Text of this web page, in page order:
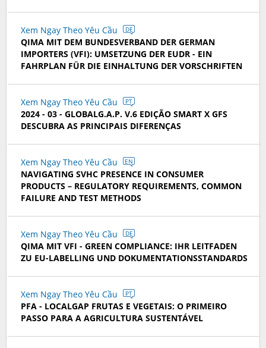
Xem Ngay Theo Yêu Cầu DE
QIMA MIT DEM BUNDESVERBAND DER GERMAN
IMPORTERS (VFI): UMSETZUNG DER EUDR - EIN
FAHRPLAN FÜR DIE EINHALTUNG DER VORSCHRIFTEN
Xem Ngay Theo Yêu Cầu PT
2024 - 03 - GLOBALG.A.P. V.6 EDIÇÃO SMART X GFS
DESCUBRA AS PRINCIPAIS DIFERENÇAS
Xem Ngay Theo Yêu Cầu EN
NAVIGATING SVHC PRESENCE IN CONSUMER
PRODUCTS – REGULATORY REQUIREMENTS, COMMON
FAILURE AND TEST METHODS
Xem Ngay Theo Yêu Cầu DE
QIMA MIT VFI - GREEN COMPLIANCE: IHR LEITFADEN
ZU EU-LABELLING UND DOKUMENTATIONSSTANDARDS
Xem Ngay Theo Yêu Cầu PT
PFA - LOCALGAP FRUTAS E VEGETAIS: O PRIMEIRO
PASSO PARA A AGRICULTURA SUSTENTÁVEL